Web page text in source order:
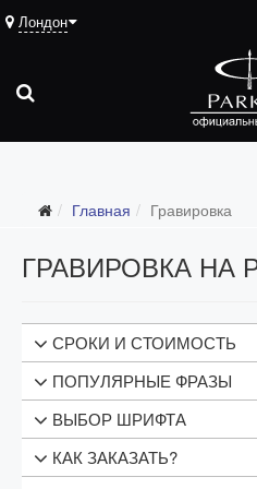
Лондон
Главная Гравировка
ГРАВИРОВКА НА
СРОКИ И СТОИМОСТЬ
Тип гравировки
1 строка текста
2 строки текста
ПОПУЛЯРНЫЕ ФРАЗЫ
ВЫБОР ШРИФТА
КАК ЗАКАЗАТЬ?